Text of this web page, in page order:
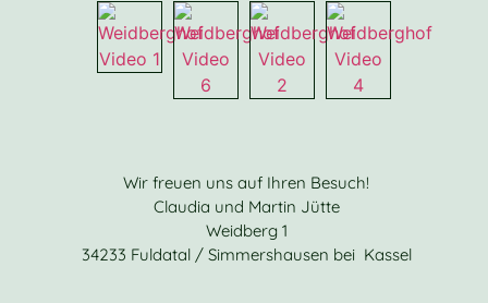
Wir freuen uns auf Ihren Besuch!
Claudia und Martin Jütte
Weidberg 1
34233 Fuldatal / Simmershausen bei Kassel